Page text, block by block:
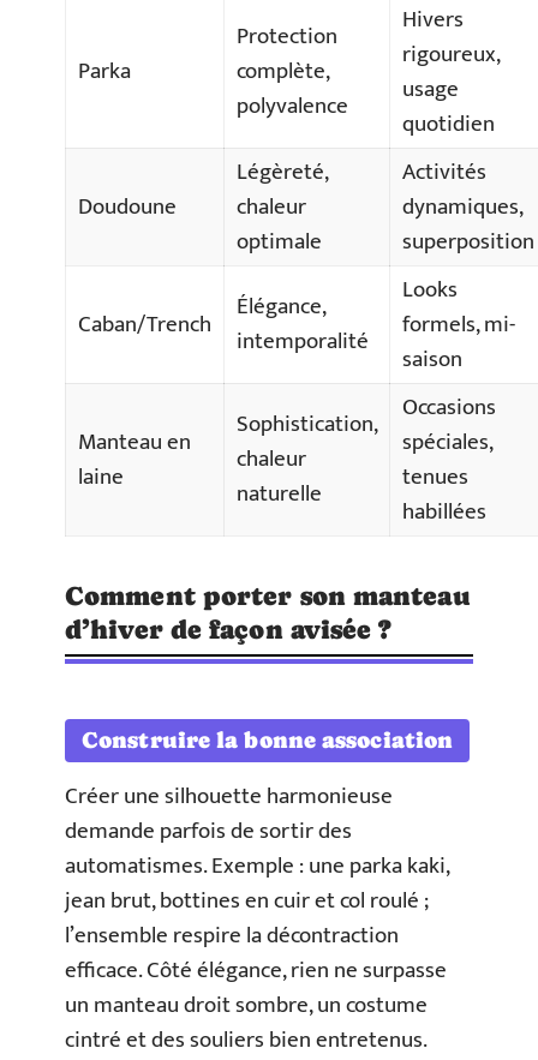
Parka
Protection
complète,
polyvalence
Hivers
rigoureux,
usage
quotidien
Doudoune
Légèreté,
chaleur
optimale
Activités
dynamiques,
superposition
Caban/Trench
Élégance,
intemporalité
Looks
formels, mi-
saison
Manteau en
laine
Sophistication,
chaleur
naturelle
Occasions
spéciales,
tenues
habillées
Comment porter son manteau
d’hiver de façon avisée ?
Construire la bonne association
Créer une silhouette harmonieuse
demande parfois de sortir des
automatismes. Exemple : une parka kaki,
jean brut, bottines en cuir et col roulé ;
l’ensemble respire la décontraction
efficace. Côté élégance, rien ne surpasse
un manteau droit sombre, un costume
cintré et des souliers bien entretenus.